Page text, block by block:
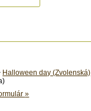
Halloween day (Zvolenská)
»